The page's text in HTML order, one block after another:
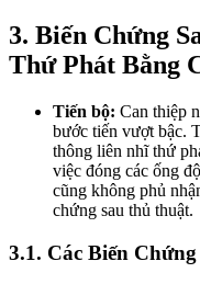
3. Biến Chứng
Thứ Phát Bằng
Tiến bộ: Can thiệp
bước tiến vượt bậc.
thông liên nhĩ thứ
việc đóng các ống
cũng không phủ
chứng sau thủ thuật.
3.1. Các Biến